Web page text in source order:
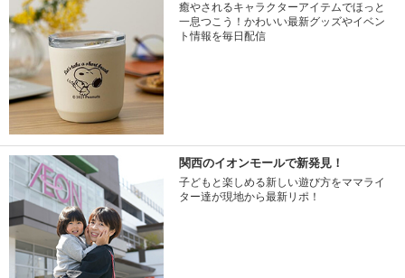
癒やされるキャラクターアイテムでほっと
一息つこう！かわいい最新グッズやイベン
ト情報を毎日配信
関西のイオンモールで新発見！
子どもと楽しめる新しい遊び方をママライ
ター達が現地から最新リポ！